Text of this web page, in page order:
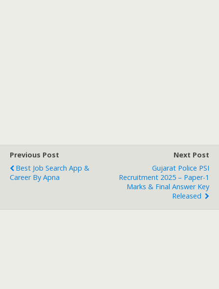
Previous Post
Best Job Search App &
Career By Apna
Next Post
Gujarat Police PSI
Recruitment 2025 – Paper-1
Marks & Final Answer Key
Released